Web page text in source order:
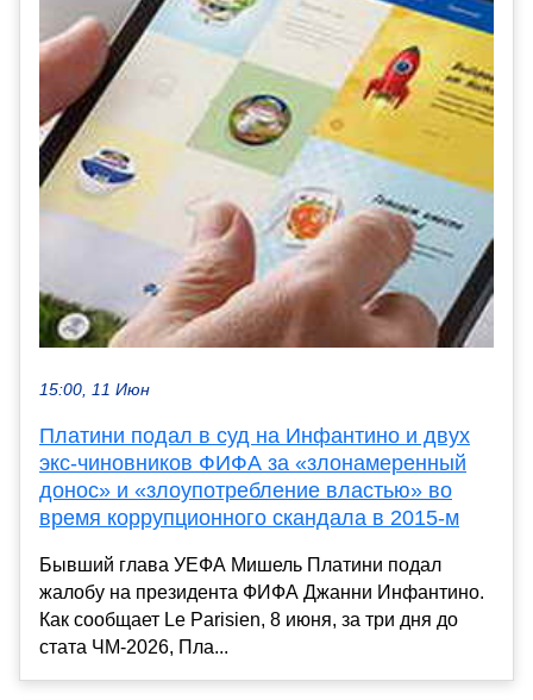
15:00, 11 Июн
Платини подал в суд на Инфантино и двух
экс-чиновников ФИФА за «злонамеренный
донос» и «злоупотребление властью» во
время коррупционного скандала в 2015-м
Бывший глава УЕФА Мишель Платини подал
жалобу на президента ФИФА Джанни Инфантино.
Как сообщает Le Parisien, 8 июня, за три дня до
стата ЧМ-2026, Пла...